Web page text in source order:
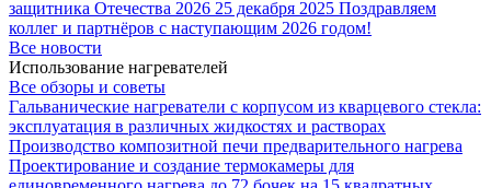
защитника Отечества 2026 25 декабря 2025 Поздравляем
коллег и партнёров с наступающим 2026 годом!
Все новости
Использование нагревателей
Все обзоры и советы
Гальванические нагреватели с корпусом из кварцевого стекла:
эксплуатация в различных жидкостях и растворах
Производство композитной печи предварительного нагрева
Проектирование и создание термокамеры для